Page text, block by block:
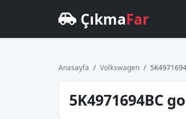
ÇıkmaFar
Anasayfa Volkswagen
5K4971694BC